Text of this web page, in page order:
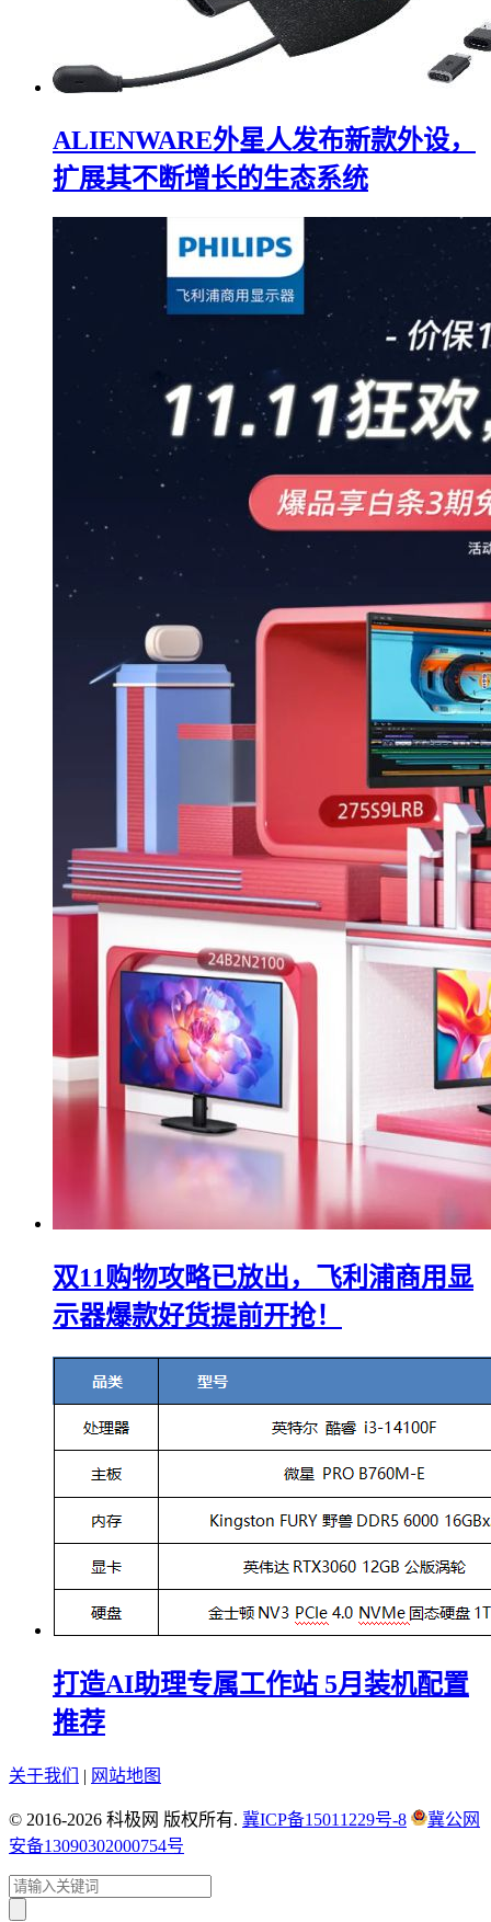
ALIENWARE外星人发布新款外设，
扩展其不断增长的生态系统
双11购物攻略已放出，飞利浦商用显
示器爆款好货提前开抢！
打造AI助理专属工作站 5月装机配置
推荐
关于我们 | 网站地图
© 2016-2026 科极网 版权所有. 冀ICP备15011229号-8
冀公网
安备13090302000754号